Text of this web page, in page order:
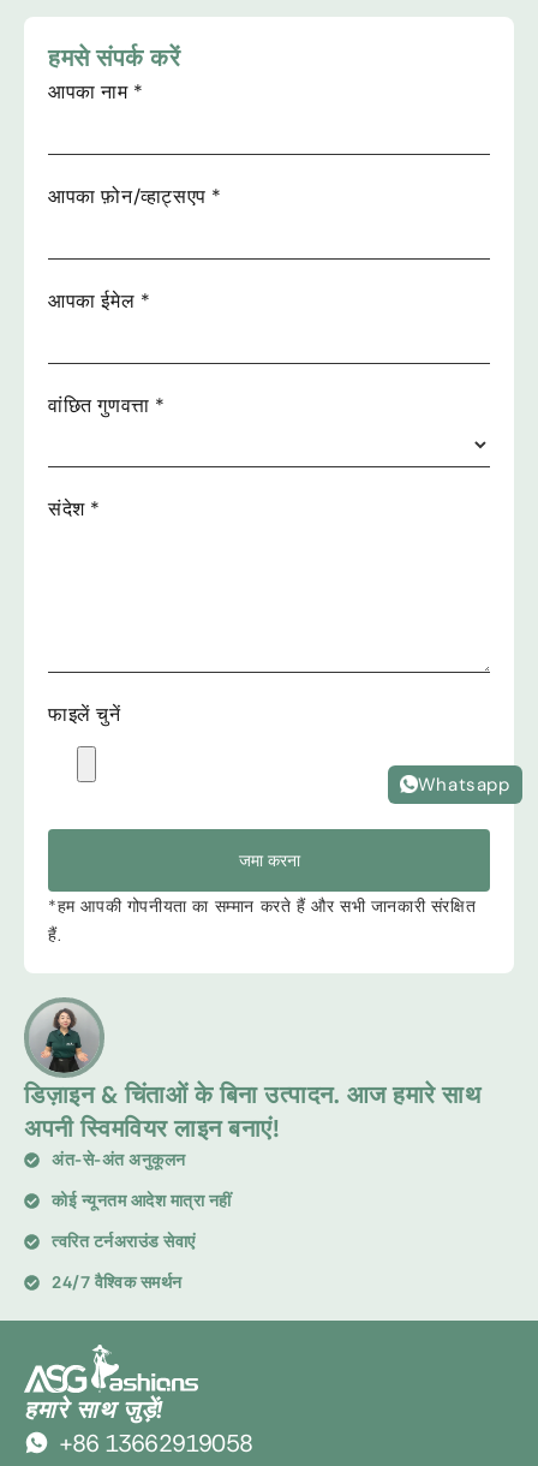
डिज़ाइन & चिंताओं के बिना उत्पादन. आज हमारे साथ
अपनी स्विमवियर लाइन बनाएं!
अंत-से-अंत अनुकूलन
कोई न्यूनतम आदेश मात्रा नहीं
त्वरित टर्नअराउंड सेवाएं
24/7 वैश्विक समर्थन
हमसे संपर्क करें
आपका नाम *
आपका फ़ोन/व्हाट्सएप *
आपका ईमेल *
वांछित गुणवत्ता *
संदेश *
फाइलें चुनें
जमा करना
*हम आपकी गोपनीयता का सम्मान करते हैं और सभी जानकारी संरक्षित
हैं.
हमारे साथ जुड़ें!
+86 13662919058
Whatsapp